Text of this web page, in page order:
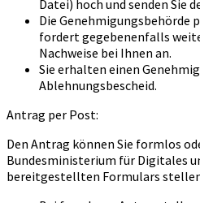
Datei) hoch und senden Sie
Die Genehmigungsbehörde
fordert gegebenenfalls
Nachweise bei Ihnen an.
Sie erhalten einen
Ablehnungsbescheid.
Antrag per Post:
Den Antrag können Sie formlos
Bundesministerium für Digitales
bereitgestellten Formulars